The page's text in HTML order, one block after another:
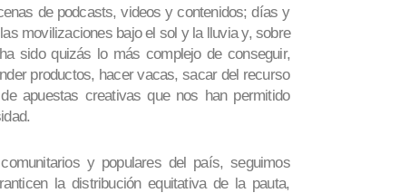
de podcasts, videos y contenidos; días y
movilizaciones bajo el sol y la lluvia y, sobre
sido quizás lo más complejo de conseguir,
productos, hacer vacas, sacar del recurso
apuestas creativas que nos han permitido
y populares del país, seguimos
la distribución equitativa de la pauta,